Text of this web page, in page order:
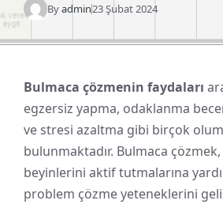
Byadmin23 Şubat 2024
Bulmaca çözmenin faydaları
egzersiz yapma, odaklanma
ve stresi azaltma gibi birçok
bulunmaktadır. Bulmaca
beyinlerini aktif tutmalarına
problem çözme yeteneklerini